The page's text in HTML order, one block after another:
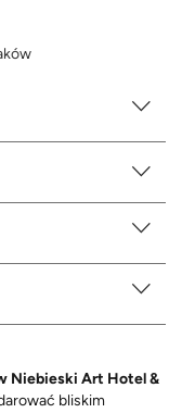
Niebieski Art Hotel &
bliskim